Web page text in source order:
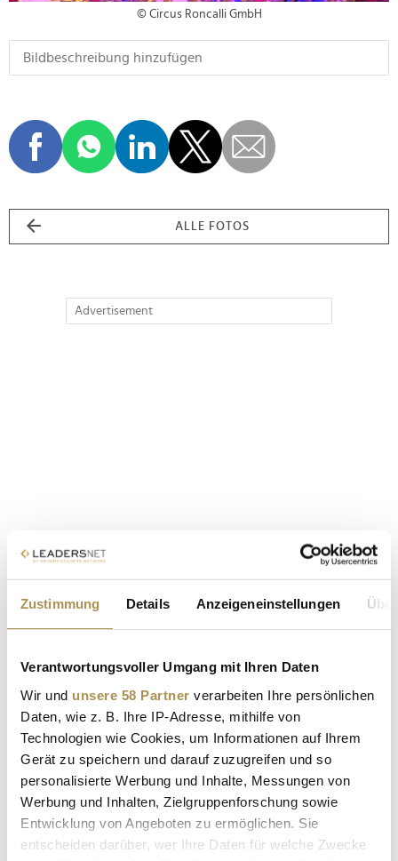
Zustimmung Details Anzeigeneinstellungen
Verantwortungsvoller Umgang mit Ihren Daten
Wir und unsere 58 Partner verarbeiten Ihre persönlichen
Daten, wie z. B. Ihre IP-Adresse, mithilfe von
Technologien wie Cookies, um Informationen auf Ihrem
Gerät zu speichern und darauf zuzugreifen und so
personalisierte Werbung und Inhalte, Messungen von
Werbung und Inhalten, Zielgruppenforschung sowie
Entwicklung von Angeboten zu ermöglichen. Sie
entscheiden darüber, wer Ihre Daten für welche Zwecke
© Circus Roncalli GmbH
ALLE FOTOS
Advertisement